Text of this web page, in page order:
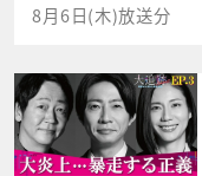
8月6日(木)放送分